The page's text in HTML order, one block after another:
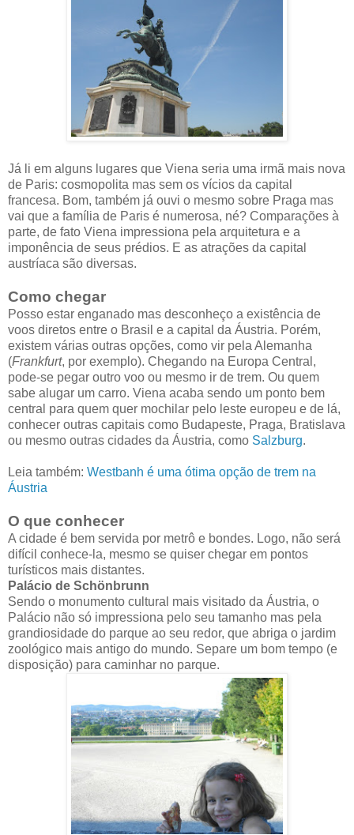
Já li em alguns lugares que Viena seria uma irmã mais nova
de Paris: cosmopolita mas sem os vícios da capital
francesa. Bom, também já ouvi o mesmo sobre Praga mas
vai que a família de Paris é numerosa, né? Comparações à
parte, de fato Viena impressiona pela arquitetura e a
imponência de seus prédios. E as atrações da capital
austríaca são diversas.
Como chegar
Posso estar enganado mas desconheço a existência de
voos diretos entre o Brasil e a capital da Áustria. Porém,
existem várias outras opções, como vir pela Alemanha
(Frankfurt, por exemplo). Chegando na Europa Central,
pode-se pegar outro voo ou mesmo ir de trem. Ou quem
sabe alugar um carro. Viena acaba sendo um ponto bem
central para quem quer mochilar pelo leste europeu e de lá,
conhecer outras capitais como Budapeste, Praga, Bratislava
ou mesmo outras cidades da Áustria, como Salzburg.
Leia também: Westbanh é uma ótima opção de trem na
Áustria
O que conhecer
A cidade é bem servida por metrô e bondes. Logo, não será
difícil conhece-la, mesmo se quiser chegar em pontos
turísticos mais distantes.
Palácio de Schönbrunn
Sendo o monumento cultural mais visitado da Áustria, o
Palácio não só impressiona pelo seu tamanho mas pela
grandiosidade do parque ao seu redor, que abriga o jardim
zoológico mais antigo do mundo. Separe um bom tempo (e
disposição) para caminhar no parque.